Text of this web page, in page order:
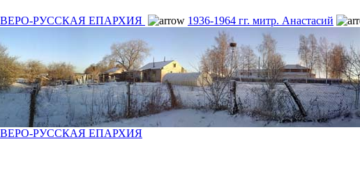
РУССКАЯ ЕПАРХИЯ 1936-1964 гг. митр. Анастасий
РУССКАЯ ЕПАРХИЯ